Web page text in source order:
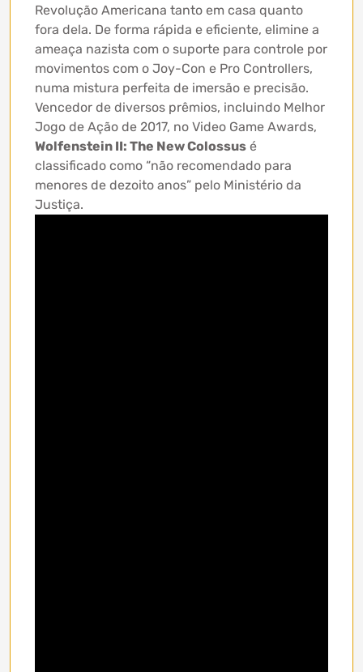
Revolução Americana tanto em casa quanto
fora dela. De forma rápida e eficiente, elimine a
ameaça nazista com o suporte para controle por
movimentos com o Joy-Con e Pro Controllers,
numa mistura perfeita de imersão e precisão.
Vencedor de diversos prêmios, incluindo Melhor
Jogo de Ação de 2017, no Video Game Awards,
Wolfenstein II: The New Colossus é
classificado como “não recomendado para
menores de dezoito anos” pelo Ministério da
Justiça.